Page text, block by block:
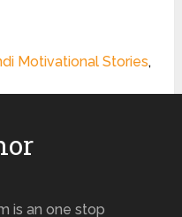
Motivational Stories,
is an one stop